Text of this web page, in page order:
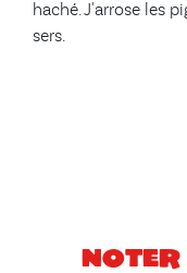
haché. J'arrose les
sers.
Noter